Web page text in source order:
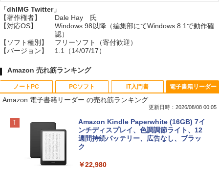
「dhIMG Twitter」
【著作権者】
Dale Hay 氏
【対応OS】
Windows 98以降（編集部にてWindows 8.1で動作確
認）
【ソフト種別】
フリーソフト（寄付歓迎）
【バージョン】
1.1（14/07/17）
Amazon 売れ筋ランキング
ノートPC
Apple 2026 MacBook Neo A18 Proチッ
プ搭載13インチノートブック：AIとAppl
e Intelligence、Liquid Retinaディスプ
レイ、8GBメモリ、512GB SSD、1080p
ィゴ + 3年延長 AppleCare+ for 13インチ
PCソフト
Robloxギフトカード - 800 Robux 【限
定バーチャルアイテムを含む】 【オンラ
インゲームコード】 ロブロックス | オン
ラインコード版
￥1,300
IT入門書
生成AIパスポート公式テキスト 第４版
￥1,766
電子書籍リーダー
Amazon 電子書籍リーダー の売れ筋ランキング
更新日時：2026/08/08 00:05
Amazon Kindle Paperwhite (16GB) 7イ
ンチディスプレイ、色調調節ライト、12
週間持続バッテリー、広告なし、ブラッ
ク
￥22,980